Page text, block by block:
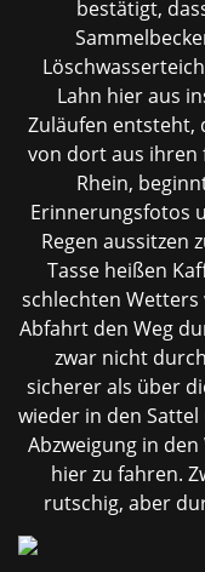
bestätigt,
Lahn hier aus
Zuläufen entsteht,
von dort aus ihren
Rhein,
Erinnerungsfotos
Regen aussitzen
Tasse heißen
schlechten
Abfahrt den Weg
zwar nicht
sicherer als über
wieder in den
Abzweigung in
hier zu fahren.
rutschig, aber